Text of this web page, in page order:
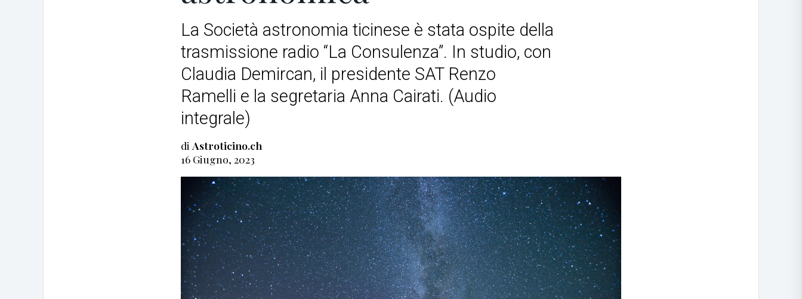
La Società astronomia ticinese è stata ospite della
trasmissione radio “La Consulenza”. In studio, con
Claudia Demircan, il presidente SAT Renzo
Ramelli e la segretaria Anna Cairati. (Audio
integrale)
di Astroticino.ch
16 Giugno, 2023